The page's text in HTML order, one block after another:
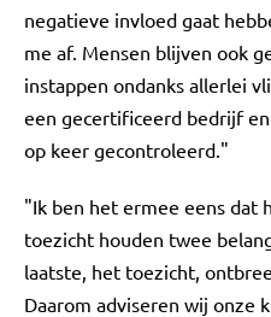
negatieve invloed gaat
me af. Mensen blijven ook
instappen ondanks allerlei
een gecertificeerd bedrijf
op keer gecontroleerd."
"Ik ben het ermee eens dat
toezicht houden twee
laatste, het toezicht,
Daarom adviseren wij onze